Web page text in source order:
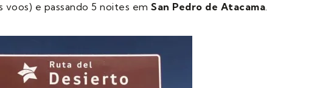
voos) e passando 5 noites em San Pedro de Atacama.